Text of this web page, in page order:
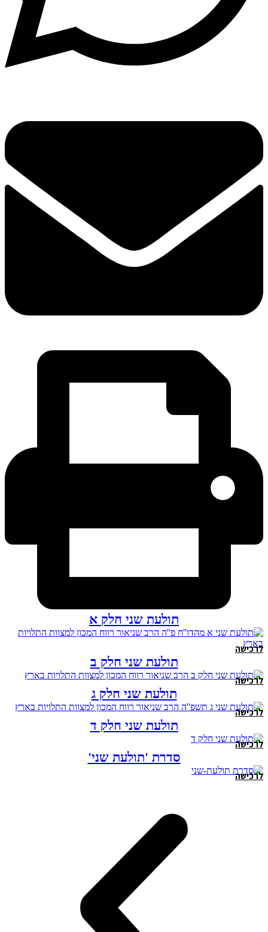
תולעת שני חלק א
לרכישה
תולעת שני חלק ב
לרכישה
תולעת שני חלק ג
לרכישה
תולעת שני חלק ד
לרכישה
סדרת 'תולעת שני'
לרכישה